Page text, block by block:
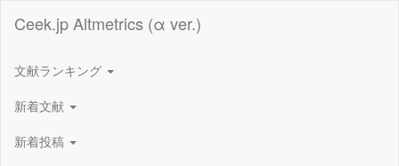
Ceek.jp Altmetrics (α ver.)
文献ランキング
新着文献
新着投稿